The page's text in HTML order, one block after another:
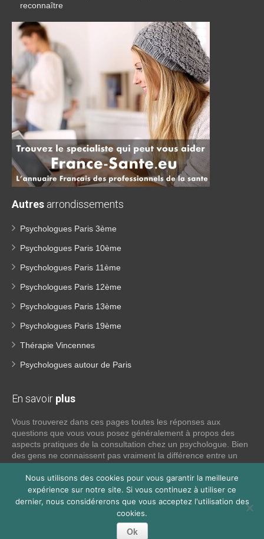
reconnaître
Autres arrondissements
Psychologues Paris 3ème
Psychologues Paris 10ème
Psychologues Paris 11ème
Psychologues Paris 12ème
Psychologues Paris 13ème
Psychologues Paris 19ème
Thérapie Vincennes
Psychologues autour de Paris
En savoir plus
Vous trouverez dans ces pages toutes les réponses aux
questions que vous vous posez généralement à propos des
aspects pratiques de la consultation chez un psychologue. Bien
des gens ne connaissent pas vraiment la différence entre un
votre cas, voici quelques définitions qui devraient clarifier les
choses, n’hésitez pas à nous contacter:
Lire la suite
Nous utilisons des cookies pour vous garantir la meilleure
expérience sur notre site. Si vous continuez à utiliser ce
dernier, nous considérerons que vous acceptez l'utilisation des
cookies.
Ok